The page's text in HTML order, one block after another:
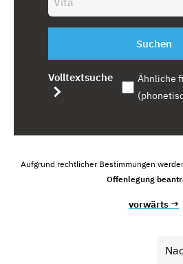
Suchen
Volltextsuche
Ähnliche
Aufgrund rechtlicher Bestimmungen
Offenlegung
vorwärts →